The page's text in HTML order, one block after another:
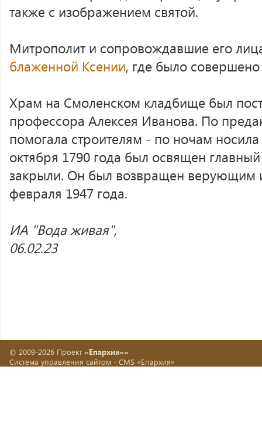
также с изображением святой.
Митрополит и сопровождавшие его
блаженной Ксении, где было
Храм на Смоленском кладбище был
профессора Алексея Иванова. По
помогала строителям - по ночам
октября 1790 года был освящен
закрыли. Он был возвращен верующим
февраля 1947 года.
ИА "Вода живая",
06.02.23
© 2009-2026 Проект «Епархия»»
Система управления сайтом - CMS «Епархия»